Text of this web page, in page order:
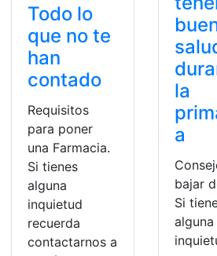
Todo lo
que no te
han
contado
Requisitos
para poner
una Farmacia.
Si tienes
alguna
inquietud
recuerda
contactarnos a
la
a
bajar
Si
alguna